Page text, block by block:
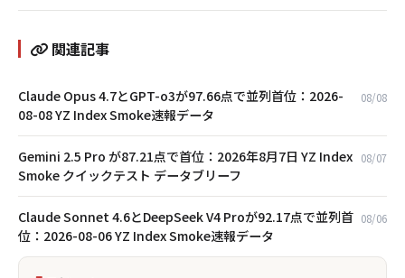
関連記事
Claude Opus 4.7とGPT-o3が97.66点で並列首位：2026-
08-08 YZ Index Smoke速報データ
08/08
Gemini 2.5 Pro が87.21点で首位：2026年8月7日 YZ Index
Smoke クイックテスト データブリーフ
08/07
Claude Sonnet 4.6とDeepSeek V4 Proが92.17点で並列首
位：2026-08-06 YZ Index Smoke速報データ
08/06